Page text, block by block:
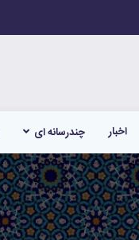
اخبار چندرسانه ای